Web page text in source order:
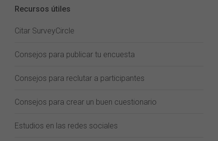
Recursos útiles
Citar SurveyCircle
Consejos para publicar tu encuesta
Consejos para reclutar a participantes
Consejos para crear un buen cuestionario
Estudios en las redes sociales